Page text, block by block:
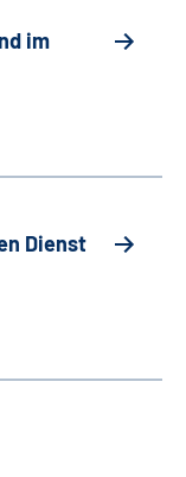
im
Dienst